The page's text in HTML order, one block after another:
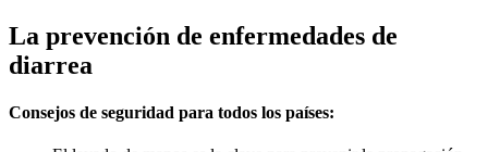
La prevención de enfermedades de
diarrea
Consejos de seguridad para todos los países: